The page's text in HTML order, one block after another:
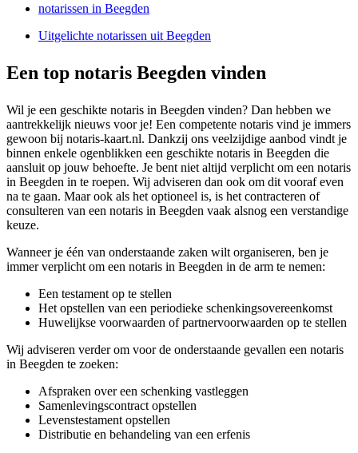
notarissen in Beegden
Uitgelichte notarissen uit Beegden
Een top notaris Beegden vinden
Wil je een geschikte notaris in Beegden vinden? Dan hebben we
aantrekkelijk nieuws voor je! Een competente notaris vind je immers
gewoon bij notaris-kaart.nl. Dankzij ons veelzijdige aanbod vindt je
binnen enkele ogenblikken een geschikte notaris in Beegden die
aansluit op jouw behoefte. Je bent niet altijd verplicht om een notaris
in Beegden in te roepen. Wij adviseren dan ook om dit vooraf even
na te gaan. Maar ook als het optioneel is, is het contracteren of
consulteren van een notaris in Beegden vaak alsnog een verstandige
keuze.
Wanneer je één van onderstaande zaken wilt organiseren, ben je
immer verplicht om een notaris in Beegden in de arm te nemen:
Een testament op te stellen
Het opstellen van een periodieke schenkingsovereenkomst
Huwelijkse voorwaarden of partnervoorwaarden op te stellen
Wij adviseren verder om voor de onderstaande gevallen een notaris
in Beegden te zoeken:
Afspraken over een schenking vastleggen
Samenlevingscontract opstellen
Levenstestament opstellen
Distributie en behandeling van een erfenis